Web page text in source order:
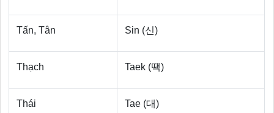
Tấn, Tân Sin (신)
Thạch Taek (땍)
Thái Tae (대)